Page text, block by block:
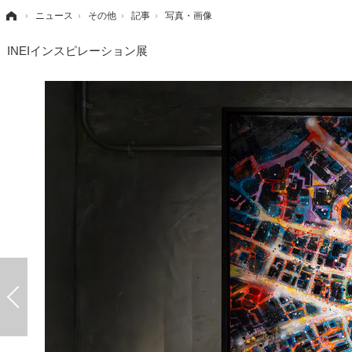
› ニュース › その他 › 記事 › 写真・画像
INEIインスピレーション展